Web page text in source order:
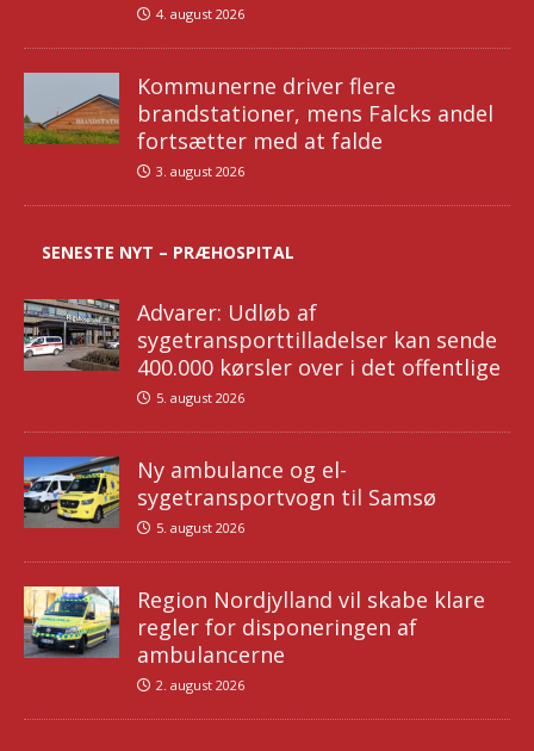
4. august 2026
Kommunerne driver flere
brandstationer, mens Falcks andel
fortsætter med at falde
3. august 2026
SENESTE NYT – PRÆHOSPITAL
Advarer: Udløb af
sygetransporttilladelser kan sende
400.000 kørsler over i det offentlige
5. august 2026
Ny ambulance og el-
sygetransportvogn til Samsø
5. august 2026
Region Nordjylland vil skabe klare
regler for disponeringen af
ambulancerne
2. august 2026